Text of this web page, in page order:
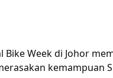
Week di Johor
kemampuan